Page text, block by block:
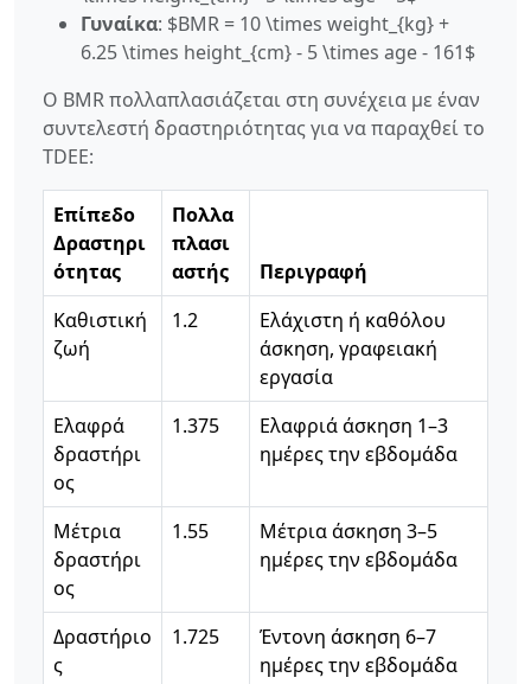
Γυναίκα: $BMR = 10 \times weight_{kg} +
6.25 \times height_{cm} - 5 \times age - 161$
Ο BMR πολλαπλασιάζεται στη συνέχεια με έναν
συντελεστή δραστηριότητας για να παραχθεί το
TDEE:
Επίπεδο
Δραστηρι
ότητας
Πολλα
πλασι
αστής
Περιγραφή
Καθιστική
ζωή
1.2
Ελάχιστη ή καθόλου
άσκηση, γραφειακή
εργασία
Ελαφρά
δραστήρι
ος
1.375
Ελαφριά άσκηση 1–3
ημέρες την εβδομάδα
Μέτρια
δραστήρι
ος
1.55
Μέτρια άσκηση 3–5
ημέρες την εβδομάδα
Δραστήριο
ς
1.725
Έντονη άσκηση 6–7
ημέρες την εβδομάδα